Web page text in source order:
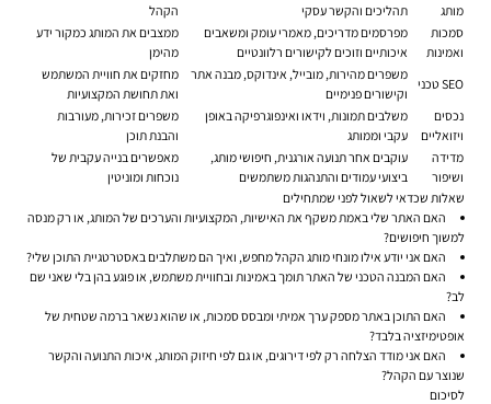
מותג
תהליכים והקשר עסקי
הקהל
סמכות
ואמינות
מפרסמים מדריכים, מאמרי עומק ומשאבים
איכותיים וזוכים לקישורים רלוונטיים
ממצבים את המותג כמקור ידע
מהימן
SEO טכני
משפרים מהירות, מובייל, אינדוקס, מבנה אתר
וקישורים פנימיים
מחזקים את חוויית המשתמש
ואת תחושת המקצועיות
נכסים
ויזואליים
משלבים תמונות, וידאו ואינפוגרפיקה באופן
עקבי וממותג
משפרים זכירות, מעורבות
והבנת תוכן
מדידה
ושיפור
עוקבים אחר תנועה אורגנית, חיפושי מותג,
ביצועי עמודים והתנהגות משתמשים
מאפשרים בנייה עקבית של
נוכחות ומוניטין
שאלות שכדאי לשאול לפני שמתחילים
האם האתר שלי באמת משקף את האישיות, המקצועיות והערכים של המותג, או רק מנסה
למשוך חיפושים?
האם אני יודע אילו מונחי מותג הקהל מחפש, ואיך הם משתלבים באסטרטגיית התוכן שלי?
האם המבנה הטכני של האתר תומך באמינות ובחוויית משתמש, או פוגע בהן בלי שאני שם
לב?
האם התוכן באתר מספק ערך אמיתי ומבסס סמכות, או שהוא נשאר ברמה שטחית של
אופטימיזציה בלבד?
האם אני מודד הצלחה רק לפי דירוגים, או גם לפי חיזוק המותג, איכות התנועה והקשר
שנוצר עם הקהל?
לסיכום